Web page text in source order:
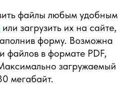
файлы любым удобным
или загрузить их на сайте,
форму. Возможна
файлов в формате PDF,
загружаемый
мегабайт.